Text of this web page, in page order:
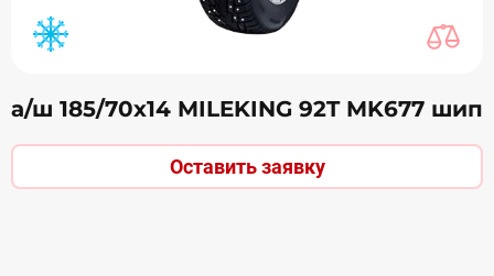
а/ш 185/70х14 MILEKING 92T MK677 шип
Оставить заявку